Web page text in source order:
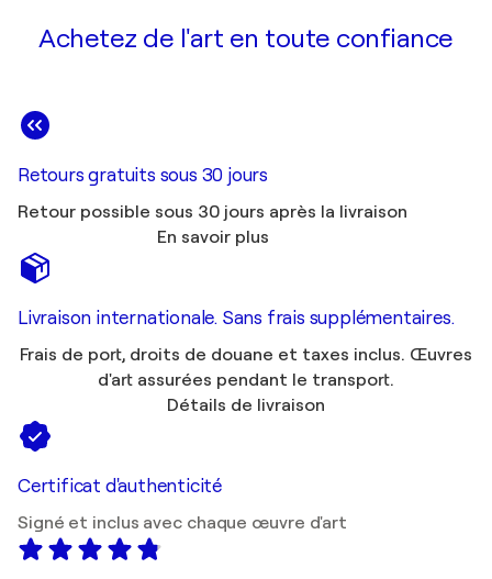
Achetez de l'art en toute confiance
Retours gratuits sous 30 jours
Retour possible sous 30 jours après la livraison
En savoir plus
Livraison internationale. Sans frais supplémentaires.
Frais de port, droits de douane et taxes inclus. Œuvres
d'art assurées pendant le transport.
Détails de livraison
Certificat d'authenticité
Signé et inclus avec chaque œuvre d'art